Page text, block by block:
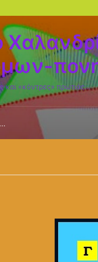
«κόντρες» πρωτιάς…